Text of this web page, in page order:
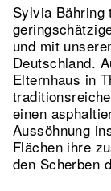
Sylvia Bähring
und mit
Deutschland.
Elternhaus in
einen
Aussöhnung
Flächen ihre
den Scherben